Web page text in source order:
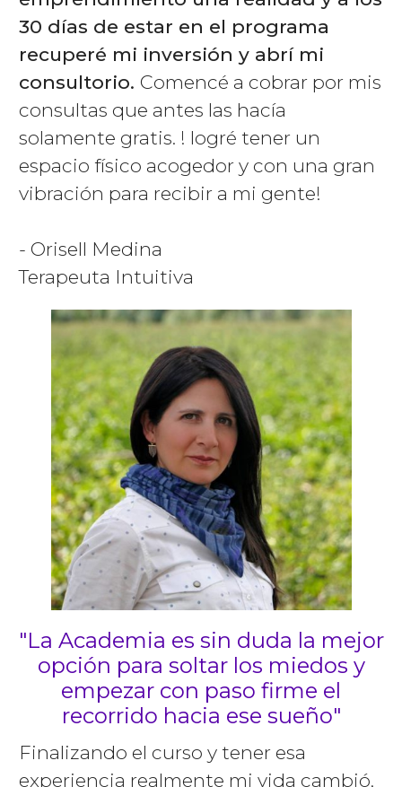
30 días de estar en el programa
recuperé mi inversión y abrí mi
consultorio. Comencé a cobrar por mis
consultas que antes las hacía
solamente gratis. ! logré tener un
espacio físico acogedor y con una gran
vibración para recibir a mi gente!
- Orisell Medina
Terapeuta Intuitiva
"La Academia es sin duda la mejor
opción para soltar los miedos y
empezar con paso firme el
recorrido hacia ese sueño"
Finalizando el curso y tener esa
experiencia realmente mi vida cambió,